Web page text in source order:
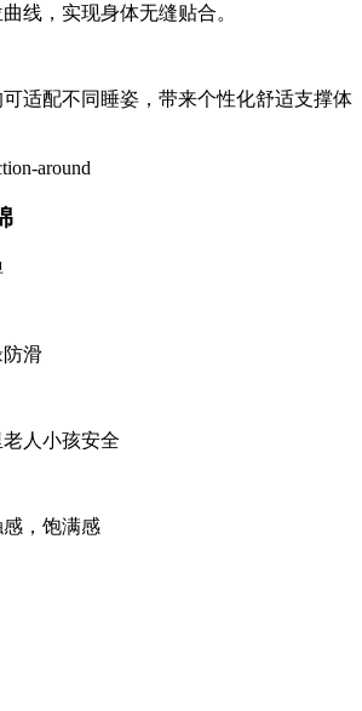
线，实现身体无缝贴合。
适配不同睡姿，带来个性化舒适支撑体
滑
人小孩安全
，饱满感